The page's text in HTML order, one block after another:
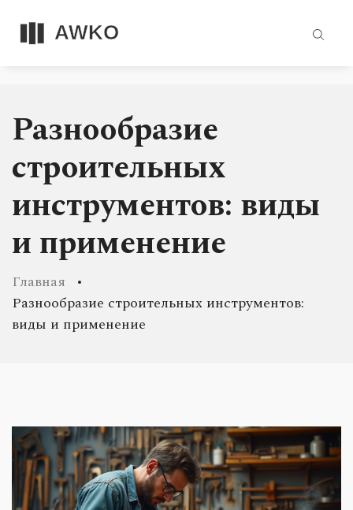
Разнообразие
строительных
инструментов: виды
и применение
Главная
Разнообразие строительных инструментов:
виды и применение